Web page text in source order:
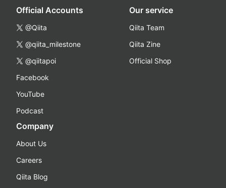
Official Accounts
@Qiita
@qiita_milestone
@qiitapoi
Facebook
YouTube
Podcast
Our service
Qiita Team
Qiita Zine
Official Shop
Company
About Us
Careers
Qiita Blog